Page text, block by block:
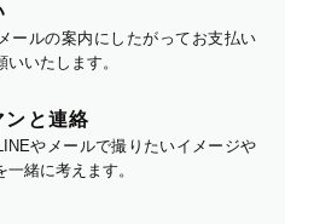
ールの案内にしたがってお支払い
いたします。
ンと連絡
やメールで撮りたいイメージや
緒に考えます。